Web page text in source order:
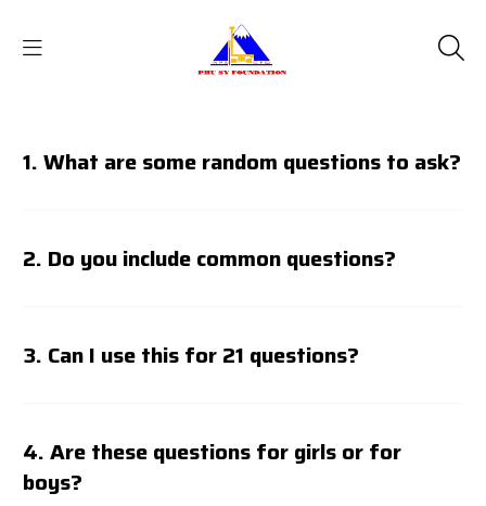
1. What are some random questions to ask?
2. Do you include common questions?
3. Can I use this for 21 questions?
4. Are these questions for girls or for
boys?